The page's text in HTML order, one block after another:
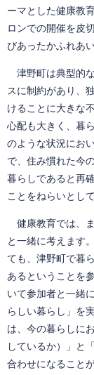
ーマとした健康教
ロンでの開催を皮
びあったかふれあ
津野町は典型的
スに制約があり、
けることに大きな
心配も大きく、暮
のような状況にお
で、住み慣れた今
暮らしであると再
ことをねらいとし
健康教育では、
と一緒に考えます
ても、津野町で暮
あるということを
いて参加者と一緒
らしい暮らし」を
は、今の暮らしに
しているか）」と
合わせになること